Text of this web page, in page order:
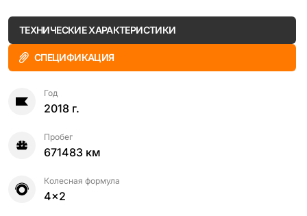
ТЕХНИЧЕСКИЕ ХАРАКТЕРИСТИКИ
СПЕЦИФИКАЦИЯ
Год
2018 г.
Пробег
671483 км
Колесная формула
4x2